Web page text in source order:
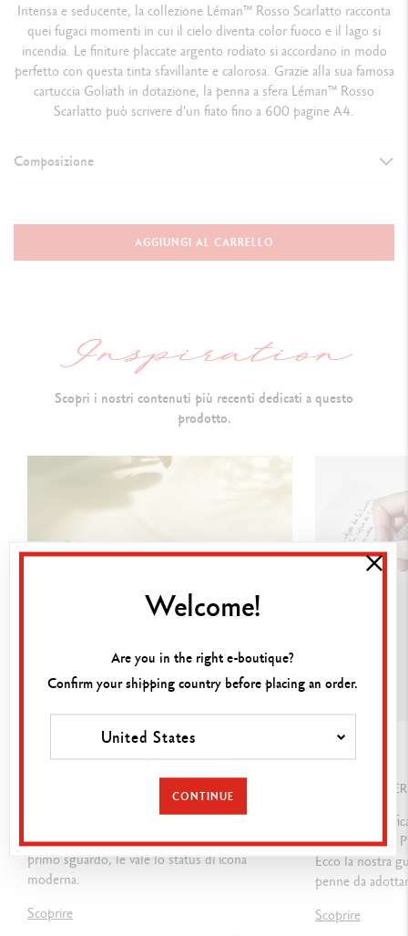
Intensa e seducente, la collezione Léman™ Rosso Scarlatto racconta
quei fugaci momenti in cui il cielo diventa color fuoco e il lago si
incendia. Le finiture placcate argento rodiato si accordano in modo
perfetto con questa tinta sfavillante e calorosa. Grazie alla sua famosa
cartuccia Goliath in dotazione, la penna a sfera Léman™ Rosso
Scarlatto può scrivere d'un fiato fino a 600 pagine A4.
Composizione
body and cap covered with a scarlet red
Caran d’Ache logo and Swiss Made engraved on the ring
Rhodium and silver-coated push button, carrying a Caran d’Ache
isotype (red
Rhodium and silver-coated, hinged clip
Silver-plated, rhodium-coated trims
Equipped with the famous giant Goliath cartridge in Medium Black
Compatible with all type of Goliath cartridges
Standard case
Dimensions: 18.4 x 8 x 4 cm
International guarantee included in the packaging
AGGIUNGI AL CARRELLO
Scopri i nostri contenuti più recenti dedicati a questo
prodotto.
ECRIDOR, GRANDI CLASSICI DELLA MAISON
Il suo corpo esagonale, riconoscibile fin dal
primo sguardo, le vale lo status di icona
moderna.
Scoprire
COME
Penna
penna a sfera ?
Ecco la nostra
penne da
Scoprire
Welcome!
Are you in the right e-boutique?
Confirm your shipping country before placing an order.
United States
CONTINUE